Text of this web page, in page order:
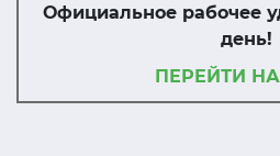
Официальное рабочее
день!
ПЕРЕЙТИ